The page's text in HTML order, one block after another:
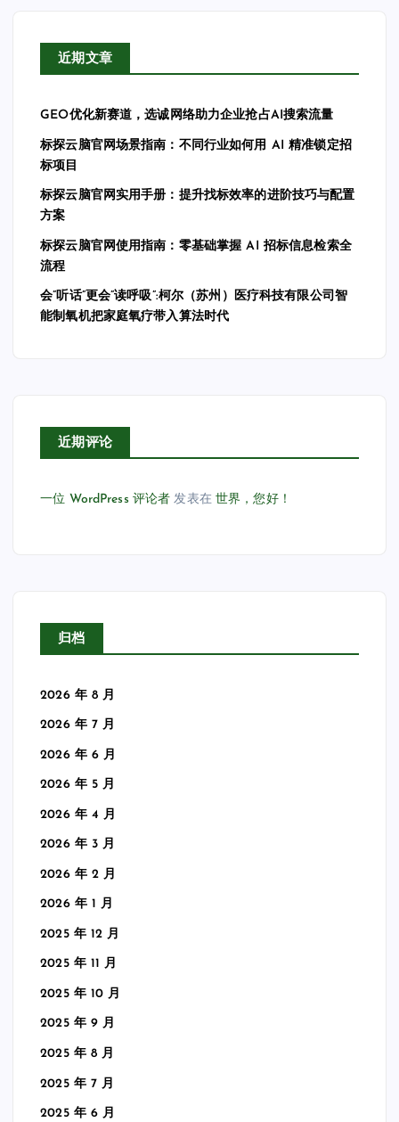
近期文章
GEO优化新赛道，选诚网络助力企业抢占AI搜索流量
标探云脑官网场景指南：不同行业如何用 AI 精准锁定招
标项目
标探云脑官网实用手册：提升找标效率的进阶技巧与配置
方案
标探云脑官网使用指南：零基础掌握 AI 招标信息检索全
流程
会”听话”更会”读呼吸”:柯尔（苏州）医疗科技有限公司智
能制氧机把家庭氧疗带入算法时代
近期评论
一位 WordPress 评论者 发表在世界，您好！
归档
2026 年 8 月
2026 年 7 月
2026 年 6 月
2026 年 5 月
2026 年 4 月
2026 年 3 月
2026 年 2 月
2026 年 1 月
2025 年 12 月
2025 年 11 月
2025 年 10 月
2025 年 9 月
2025 年 8 月
2025 年 7 月
2025 年 6 月